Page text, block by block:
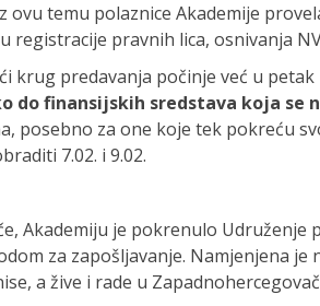
ovu temu polaznice Akademije
registracije pravnih lica, osnivanja
krug predavanja počinje već u
do finansijskih sredstava koja se
posebno za one koje tek pokreću
7.02. i 9.02.
Akademiju je pokrenulo Udruženje
za zapošljavanje. Namjenjena
a žive i rade u